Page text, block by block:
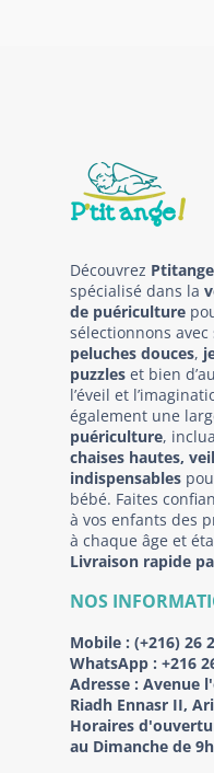
Découvrez
spécialisé dans la
de puériculture
sélectionnons avec
peluches douces,
puzzles et bien
l’éveil et
également une
puériculture,
chaises hautes,
indispensables
bébé. Faites
à vos enfants des
à chaque âge et
Livraison rapide
NOS
Mobile : (+216) 26
WhatsApp : +216
Adresse : Avenue
Riadh Ennasr II,
Horaires
au Dimanche de